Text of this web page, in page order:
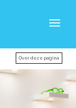
Over deze pagina